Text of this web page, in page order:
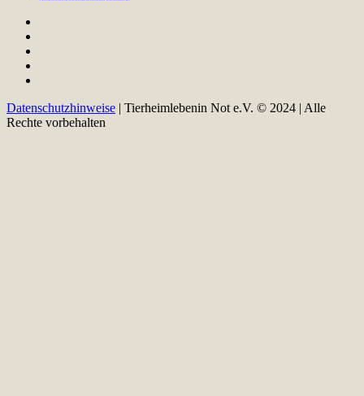
Datenschutzhinweise | Tierheimlebenin Not e.V. © 2024 | Alle
Rechte vorbehalten